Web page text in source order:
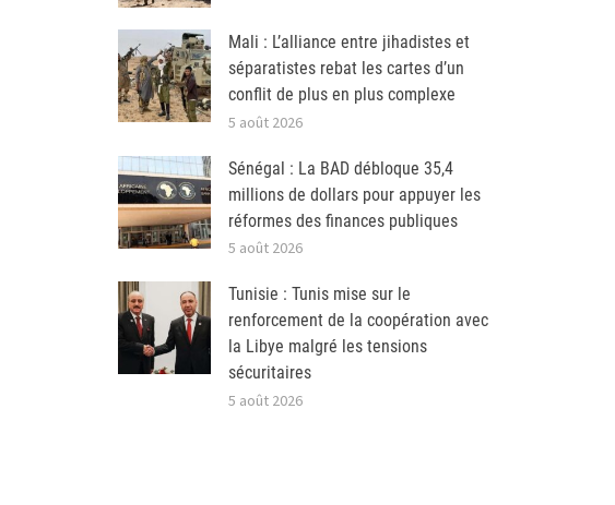
Mali : L’alliance entre jihadistes et
séparatistes rebat les cartes d’un
conflit de plus en plus complexe
5 août 2026
Sénégal : La BAD débloque 35,4
millions de dollars pour appuyer les
réformes des finances publiques
5 août 2026
Tunisie : Tunis mise sur le
renforcement de la coopération avec
la Libye malgré les tensions
sécuritaires
5 août 2026